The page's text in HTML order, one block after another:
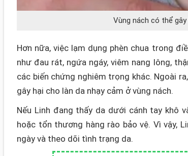
Vùng nách có thể
Hơn nữa, việc lạm dụng phèn chua trong
như đau rát, ngứa ngáy, viêm nang lông,
các biến chứng nghiêm trọng khác. Ngoài
gây hại cho làn da nhạy cảm ở vùng nách.
Nếu Linh đang thấy da dưới cánh tay khô
hoặc tổn thương hàng rào bảo vệ. Vì vậy,
ngày và theo dõi tình trạng da.